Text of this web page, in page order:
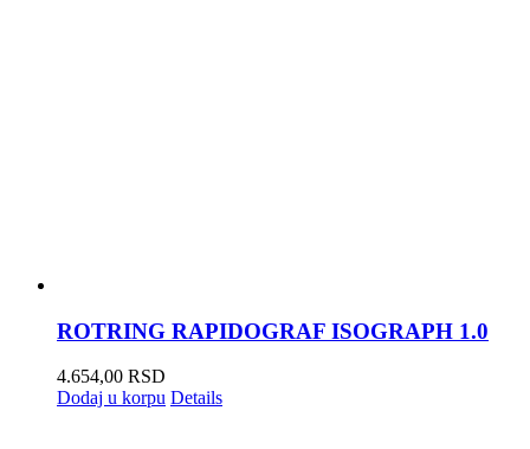
ROTRING RAPIDOGRAF ISOGRAPH 1.0
4.654,00 RSD
Dodaj u korpu Details